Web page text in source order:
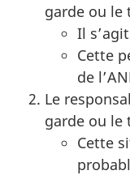
garde ou le
Il
Cette
de
Le
garde ou le
Cette